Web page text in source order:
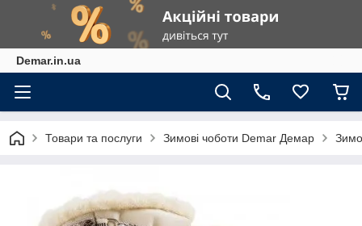
Demar.in.ua
Товари та послуги Зимові чоботи Demar Демар